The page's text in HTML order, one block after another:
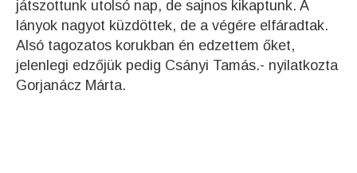
játszottunk utolsó nap, de sajnos kikaptunk. A
lányok nagyot küzdöttek, de a végére elfáradtak.
Alsó tagozatos korukban én edzettem őket,
jelenlegi edzőjük pedig Csányi Tamás.- nyilatkozta
Gorjanácz Márta.